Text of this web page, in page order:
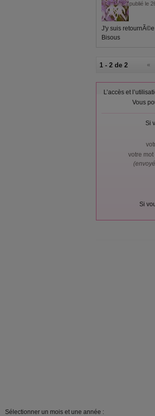
publié le
J'y suis
Bisous
1 - 2 de 2 «
L’accès et
Vous
Si
votre mot
Si
Sélectionner un mois et une année :